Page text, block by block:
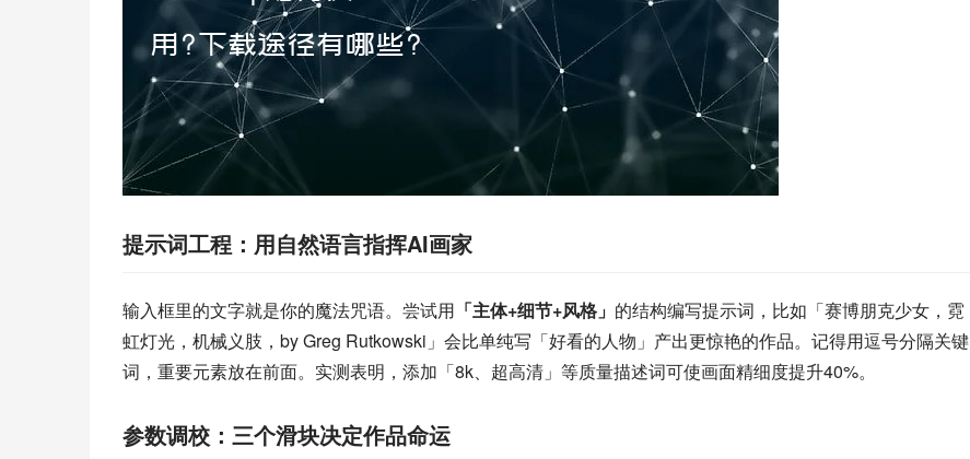
提示词工程：用自然语言指挥AI画家
输入框里的文字就是你的魔法咒语。尝试用 「主体+细节+风格」 的结构编写提示词，比如「赛博朋克少女，霓
虹灯光，机械义肢，by Greg Rutkowski」会比单纯写「好看的人物」产出更惊艳的作品。记得用逗号分隔关键
词，重要元素放在前面。实测表明，添加「8k、超高清」等质量描述词可使画面精细度提升40%。
参数调校：三个滑块决定作品命运